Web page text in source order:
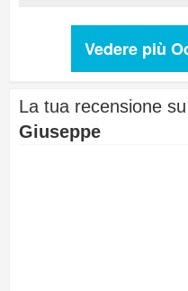
Vedere più
La tua recensione su
Giuseppe